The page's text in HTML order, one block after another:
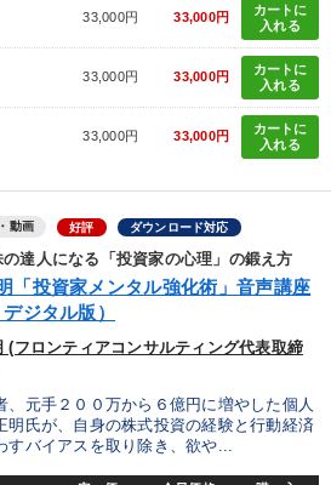
33,000円 33,000円
カートに
入れる
33,000円 33,000円
カートに
入れる
33,000円 33,000円
カートに
入れる
動画 好評 ダウンロード対応
達人になる「投資家の心理」の鍛え方
「投資家メンタル強化術」音声講座
デジタル版）
(フロンティアコンサルティング代表取締
、元手２００万から６億円に増やした個人
明氏が、自身の株式投資の経験と行動経済
すバイアスを取り除き、欲や...